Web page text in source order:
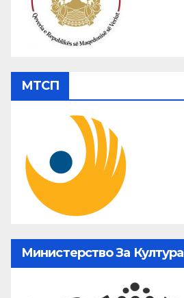
МТСП
Министерство За Култура